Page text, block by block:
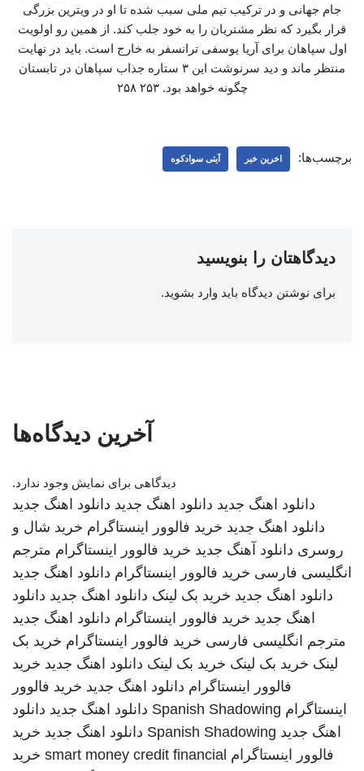
جام جهانی و در ترکیب تیم ملی سبب شده تا او در ویترین بزرگی
قرار بگیرد که نظر مشتریان را به خود جلب کند. از همین رو اولویت
اول سپاهان برای آریا یوسفی ترانسفر به خارج است. باید در نهایت
منتظر ماند و دید سرنوشت این ۳ ستاره جذاب سپاهان در تابستان
چگونه خواهد بود. ۲۵۳ ۲۵۸
برچسب‌ها: اخرین خبر آیتی سوادکوه
دیدگاهتان را بنویسید
برای نوشتن دیدگاه باید وارد بشوید.
آخرین دیدگاه‌ها
دیدگاهی برای نمایش وجود ندارد.
دانلود اهنگ جدید دانلود اهنگ جدید دانلود اهنگ جدید
دانلود اهنگ جدید خرید فالوور اینستاگرام خرید شال و
روسری دانلود آهنگ جدید خرید فالوور اینستاگرام مترجم
انگلیسی فارسی خرید فالوور اینستاگرام دانلود اهنگ جدید
دانلود اهنگ جدید خرید بک لینک دانلود اهنگ جدید دانلود
اهنگ جدید خرید فالوور اینستاگرام دانلود اهنگ جدید
مترجم انگلیسی فارسی خرید فالوور اینستاگرام خرید بک
لینک خرید بک لینک خرید بک لینک دانلود اهنگ جدید خرید
فالوور اینستاگرام دانلود اهنگ جدید خرید فالوور
اینستاگرام Spanish Shadowing دانلود اهنگ جدید دانلود
اهنگ جدید Spanish Shadowing دانلود اهنگ جدید خرید
فالوور اینستاگرام smart money credit financial خرید